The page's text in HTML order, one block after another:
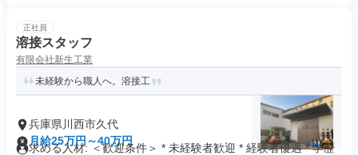
正社員
溶接スタッフ
有限会社新生工業
未経験から職人へ。溶接工
兵庫県川西市久代
月給25万円～40万円
求める人材: ＜歓迎条件＞ * 未経験者歓迎 * 経験者優遇 * 学歴